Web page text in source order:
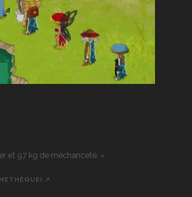
et 97 kg de méchanceté. »
↗